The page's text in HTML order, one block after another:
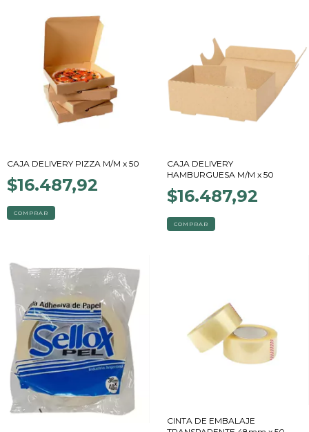
CAJA DELIVERY PIZZA M/M x 50
$16.487,92
COMPRAR
CAJA DELIVERY
HAMBURGUESA M/M x 50
$16.487,92
COMPRAR
CINTA DE EMBALAJE